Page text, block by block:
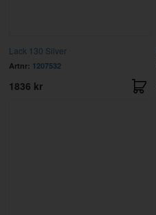
Lack 130 Silver
Artnr: 1207532
1836 kr